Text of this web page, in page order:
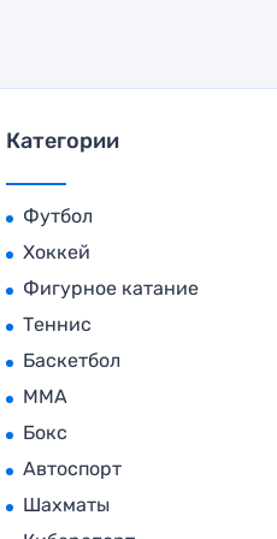
Категории
Футбол
Хоккей
Фигурное катание
Теннис
Баскетбол
MMA
Бокс
Автоспорт
Шахматы